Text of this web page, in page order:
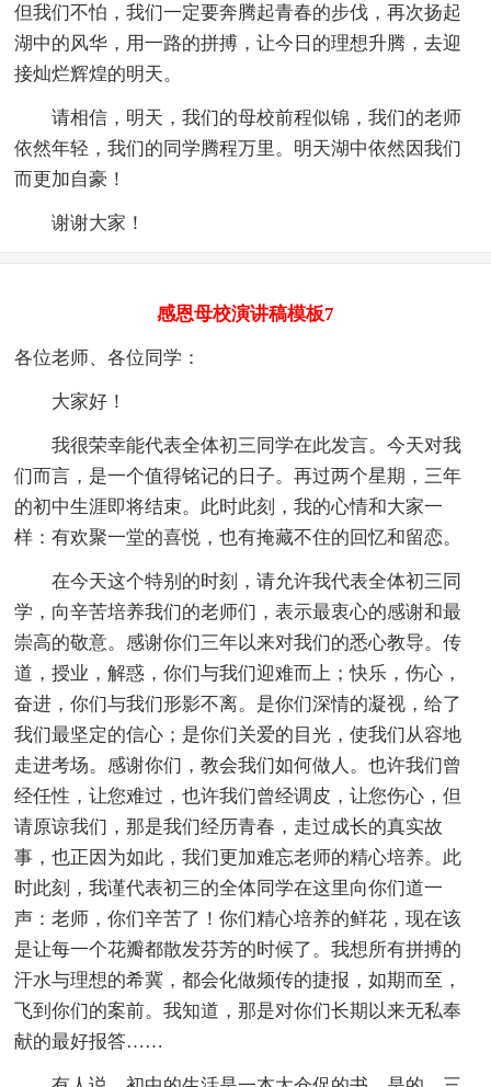
但我们不怕，我们一定要奔腾起青春的步伐，再次扬起
湖中的风华，用一路的拼搏，让今日的理想升腾，去迎
接灿烂辉煌的明天。
请相信，明天，我们的母校前程似锦，我们的老师
依然年轻，我们的同学腾程万里。明天湖中依然因我们
而更加自豪！
谢谢大家！
感恩母校演讲稿模板7
各位老师、各位同学：
大家好！
我很荣幸能代表全体初三同学在此发言。今天对我
们而言，是一个值得铭记的日子。再过两个星期，三年
的初中生涯即将结束。此时此刻，我的心情和大家一
样：有欢聚一堂的喜悦，也有掩藏不住的回忆和留恋。
在今天这个特别的时刻，请允许我代表全体初三同
学，向辛苦培养我们的老师们，表示最衷心的感谢和最
崇高的敬意。感谢你们三年以来对我们的悉心教导。传
道，授业，解惑，你们与我们迎难而上；快乐，伤心，
奋进，你们与我们形影不离。是你们深情的凝视，给了
我们最坚定的信心；是你们关爱的目光，使我们从容地
走进考场。感谢你们，教会我们如何做人。也许我们曾
经任性，让您难过，也许我们曾经调皮，让您伤心，但
请原谅我们，那是我们经历青春，走过成长的真实故
事，也正因为如此，我们更加难忘老师的精心培养。此
时此刻，我谨代表初三的全体同学在这里向你们道一
声：老师，你们辛苦了！你们精心培养的鲜花，现在该
是让每一个花瓣都散发芬芳的时候了。我想所有拼搏的
汗水与理想的希冀，都会化做频传的捷报，如期而至，
飞到你们的案前。我知道，那是对你们长期以来无私奉
献的最好报答……